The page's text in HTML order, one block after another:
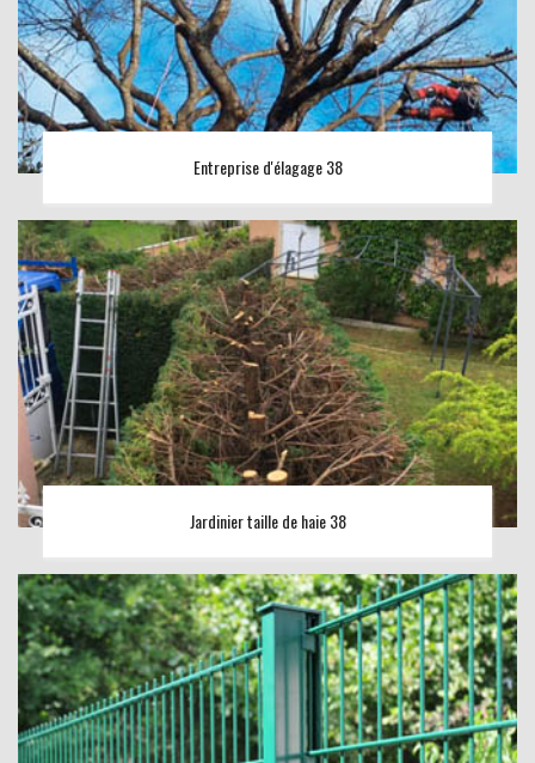
Entreprise d'élagage 38
Jardinier taille de haie 38